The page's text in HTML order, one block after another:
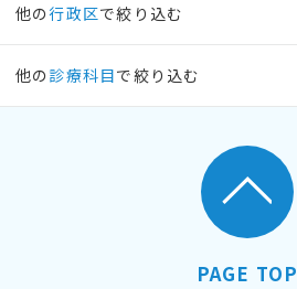
他の行政区で絞り込む
他の 診療科目で絞り込む
PAGE TOP